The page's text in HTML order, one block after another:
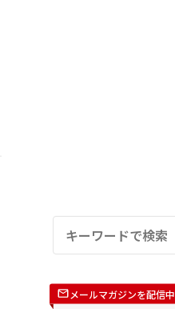
メールマガジンを配信中